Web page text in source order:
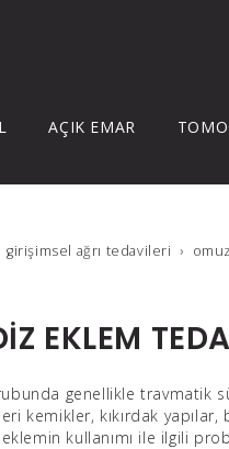
AÇIK EMAR
gi̇ri̇şi̇msel ağri tedavi̇leri̇
EKLEM
genellikle travmatik
kemikler, kıkırdak
kullanımı ile ilgili